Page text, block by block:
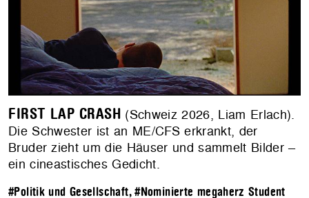
FIRST LAP CRASH (Schweiz 2026, Liam Erlach).
Die Schwester ist an ME/CFS erkrankt, der
Bruder zieht um die Häuser und sammelt Bilder –
ein cineastisches Gedicht.
#Politik und Gesellschaft,#Nominierte megaherz Student